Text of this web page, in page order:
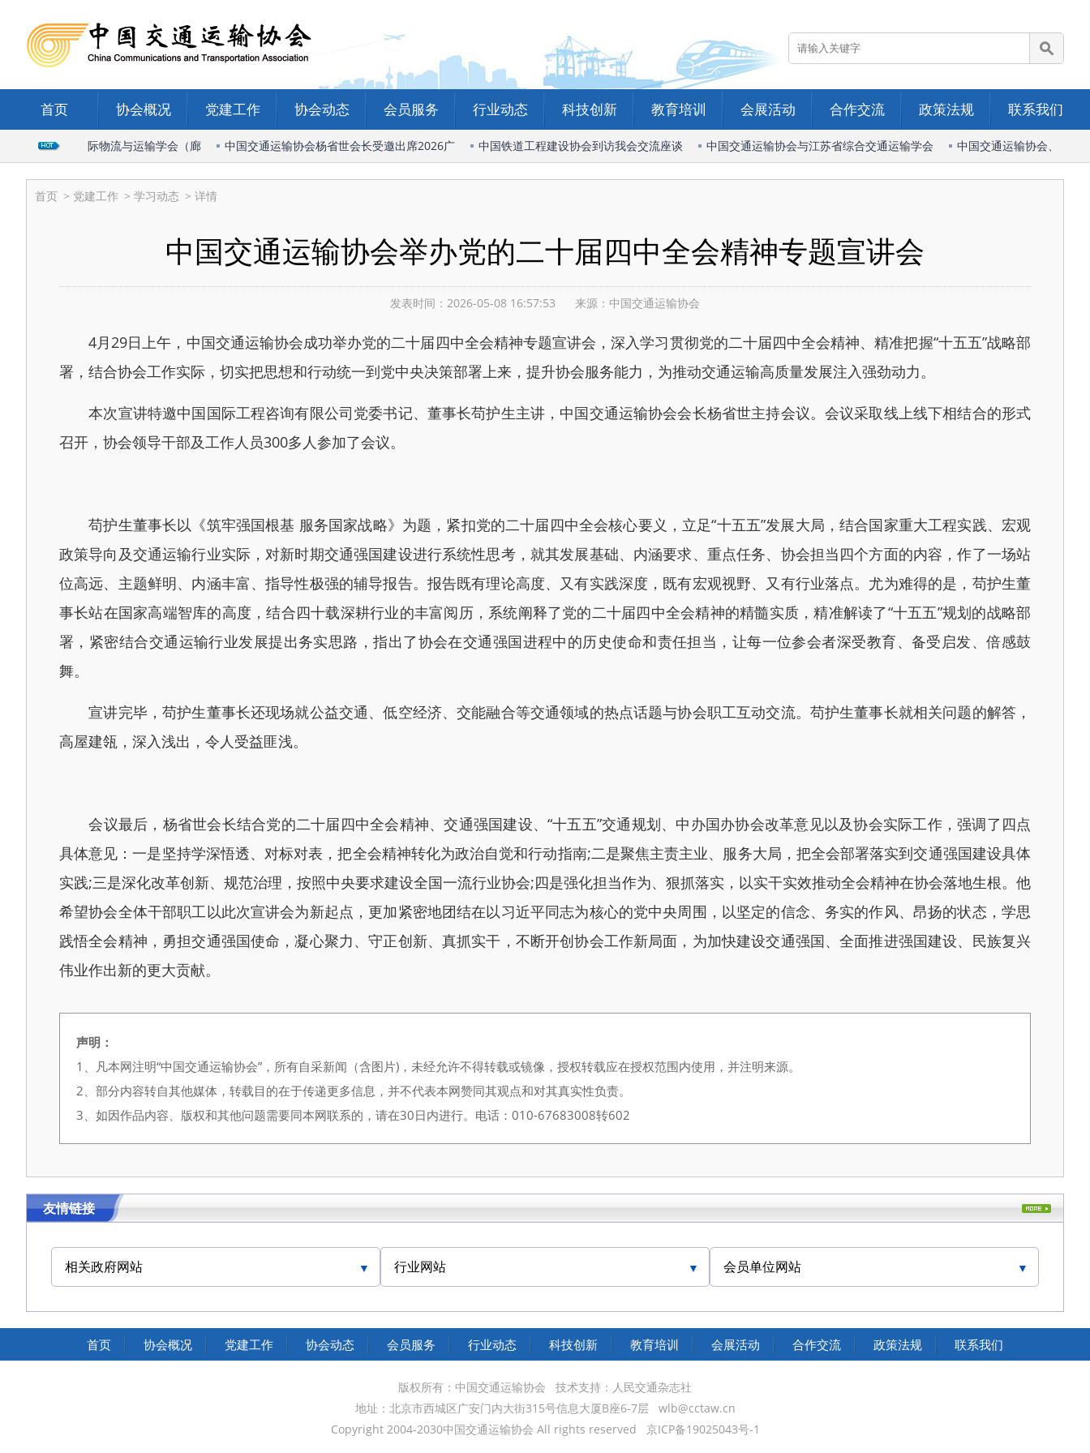
首页 协会概况 党建工作 协会动态 会员服务 行业动态 科技创新 教育培训 会展活动 合作交流 政策法规 联系我们
长出席2026国际物流与运输学会（廊 中国交通运输协会杨省世会长受邀出席2026广 中国铁道工程建设协会到访我会交流座谈 中国交通运输协会与江苏省综合交通运输学会 中国交通运输协会、中国港
首页 > 党建工作 > 学习动态 > 详情
中国交通运输协会举办党的二十届四中全会精神专题宣讲会
发表时间：2026-05-08 16:57:53 来源： 中国交通运输协会
4月29日上午，中国交通运输协会成功举办党的二十届四中全会精神专题宣讲会，深入学习贯彻党的二十届四中全会精神、精准把握“十五五”战略部
署，结合协会工作实际，切实把思想和行动统一到党中央决策部署上来，提升协会服务能力，为推动交通运输高质量发展注入强劲动力。
本次宣讲特邀中国国际工程咨询有限公司党委书记、董事长苟护生主讲，中国交通运输协会会长杨省世主持会议。会议采取线上线下相结合的形式
召开，协会领导干部及工作人员300多人参加了会议。
苟护生董事长以《筑牢强国根基 服务国家战略》为题，紧扣党的二十届四中全会核心要义，立足“十五五”发展大局，结合国家重大工程实践、宏观
政策导向及交通运输行业实际，对新时期交通强国建设进行系统性思考，就其发展基础、内涵要求、重点任务、协会担当四个方面的内容，作了一场站
位高远、主题鲜明、内涵丰富、指导性极强的辅导报告。报告既有理论高度、又有实践深度，既有宏观视野、又有行业落点。尤为难得的是，苟护生董
事长站在国家高端智库的高度，结合四十载深耕行业的丰富阅历，系统阐释了党的二十届四中全会精神的精髓实质，精准解读了“十五五”规划的战略部
署，紧密结合交通运输行业发展提出务实思路，指出了协会在交通强国进程中的历史使命和责任担当，让每一位参会者深受教育、备受启发、倍感鼓
舞。
宣讲完毕，苟护生董事长还现场就公益交通、低空经济、交能融合等交通领域的热点话题与协会职工互动交流。苟护生董事长就相关问题的解答，
高屋建瓴，深入浅出，令人受益匪浅。
会议最后，杨省世会长结合党的二十届四中全会精神、交通强国建设、“十五五”交通规划、中办国办协会改革意见以及协会实际工作，强调了四点
具体意见：一是坚持学深悟透、对标对表，把全会精神转化为政治自觉和行动指南;二是聚焦主责主业、服务大局，把全会部署落实到交通强国建设具体
实践;三是深化改革创新、规范治理，按照中央要求建设全国一流行业协会;四是强化担当作为、狠抓落实，以实干实效推动全会精神在协会落地生根。他
希望协会全体干部职工以此次宣讲会为新起点，更加紧密地团结在以习近平同志为核心的党中央周围，以坚定的信念、务实的作风、昂扬的状态，学思
践悟全会精神，勇担交通强国使命，凝心聚力、守正创新、真抓实干，不断开创协会工作新局面，为加快建设交通强国、全面推进强国建设、民族复兴
伟业作出新的更大贡献。
声明：
1、凡本网注明“中国交通运输协会”，所有自采新闻（含图片)，未经允许不得转载或镜像，授权转载应在授权范围内使用，并注明来源。
2、部分内容转自其他媒体，转载目的在于传递更多信息，并不代表本网赞同其观点和对其真实性负责。
3、如因作品内容、版权和其他问题需要同本网联系的，请在30日内进行。电话：010-67683008转602
友情链接
相关政府网站
中国交通运输协会官网
行业网站
中国交通运输协会官网
会员单位网站
中国交通运输协会官网
首页 协会概况 党建工作 协会动态 会员服务 行业动态 科技创新 教育培训 会展活动 合作交流 政策法规 联系我们
版权所有：中国交通运输协会
技术支持：人民交通杂志社
地址：北京市西城区广安门内大街315号信息大厦B座6-7层
wlb@cctaw.cn
Copyright 2004-2030中国交通运输协会 All rights reserved
京ICP备19025043号-1